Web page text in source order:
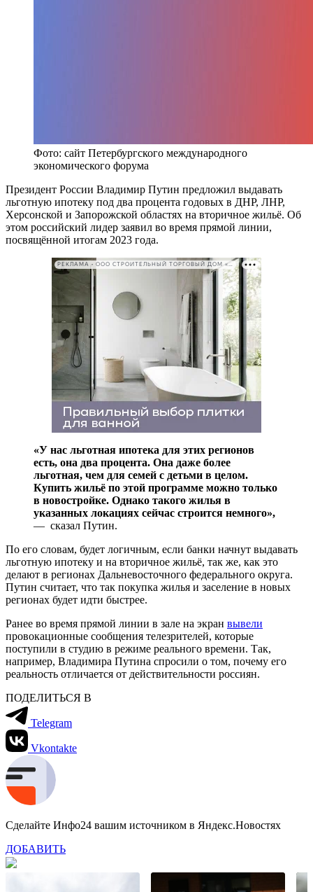
Фото: сайт Петербургского международного
экономического форума
Президент России Владимир Путин предложил выдавать
льготную ипотеку под два процента годовых в ДНР, ЛНР,
Херсонской и Запорожской областях на вторичное жильё. Об
этом российский лидер заявил во время прямой линии,
посвящённой итогам 2023 года.
РЕКЛАМА • ООО СТРОИТЕЛЬНЫЙ ТОРГОВЫЙ ДОМ «ПЕТРОВИЧ». ИНН: 7802348846
«У нас льготная ипотека для этих регионов
есть, она два процента. Она даже более
льготная, чем для семей с детьми в целом.
Купить жильё по этой программе можно только
в новостройке. Однако такого жилья в
указанных локациях сейчас строится немного»,
— сказал Путин.
По его словам, будет логичным, если банки начнут выдавать
льготную ипотеку и на вторичное жильё, так же, как это
делают в регионах Дальневосточного федерального округа.
Путин считает, что так покупка жилья и заселение в новых
регионах будет идти быстрее.
Ранее во время прямой линии в зале на экран вывели
провокационные сообщения телезрителей, которые
поступили в студию в режиме реального времени. Так,
например, Владимира Путина спросили о том, почему его
реальность отличается от действительности россиян.
ПОДЕЛИТЬСЯ В
Telegram
Vkontakte
Сделайте Инфо24 вашим источником в Яндекс.Новостях
ДОБАВИТЬ